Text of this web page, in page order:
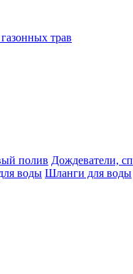
трав
полив Дождеватели,
воды Шланги для воды